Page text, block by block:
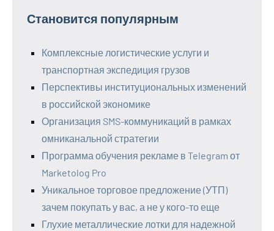
Становится популярным
Комплексные логистические услуги и
транспортная экспедиция грузов
Перспективы институциональных изменений
в российской экономике
Организация SMS-коммуникаций в рамках
омниканальной стратегии
Программа обучения рекламе в Telegram от
Marketolog Pro
Уникальное торговое предложение (УТП)
зачем покупать у вас, а не у кого-то еще
Глухие металлические лотки для надежной